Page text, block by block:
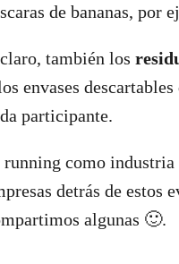
de bananas, por
también los
envases
participante.
como industria
detrás de estos
algunas 🙂.